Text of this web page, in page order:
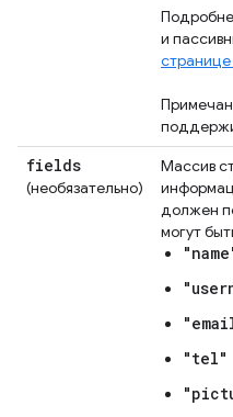
и
странице
fields
(необязательно)
Массив
должен
могут
"tel"